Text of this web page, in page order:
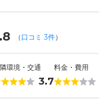
（口コミ 3件）
環境・交通
3.7
料金・費用